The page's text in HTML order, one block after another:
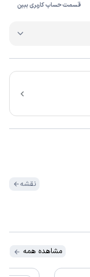
قسمت حساب کاربری ببین
نقشه
تماس
07:00:00 تا 22:30:00
مشاهده همه